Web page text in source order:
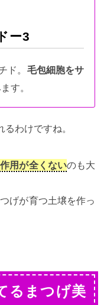
ー3
ド。 毛包細胞をサ
す。
わけですね。
用が全くないのも大
げが育つ土壌を作っ
るまつげ美